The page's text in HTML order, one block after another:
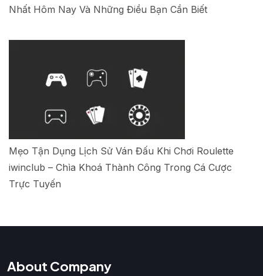
Nhất Hôm Nay Và Những Điều Bạn Cần Biết
Mẹo Tận Dụng Lịch Sử Ván Đấu Khi Chơi Roulette
iwinclub – Chìa Khoá Thành Công Trong Cá Cược
Trực Tuyến
About Company